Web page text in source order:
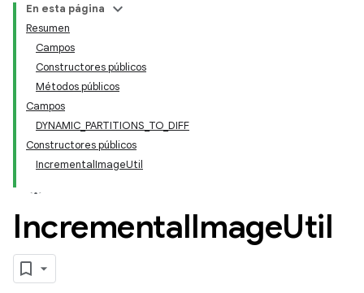
En esta página
Resumen
Campos
Constructores públicos
Métodos públicos
Campos
DYNAMIC_PARTITIONS_TO_DIFF
Constructores públicos
IncrementalImageUtil
IncrementalImageUtil